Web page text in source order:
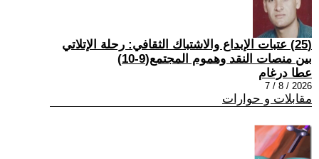
(25) عتبات الإبداع والاشتباك الثقافي: رحلة الإتلاتي
بين منصات النقد وهموم المجتمع(9-10)
عطا درغام
2026 / 8 / 7
مقابلات و حوارات